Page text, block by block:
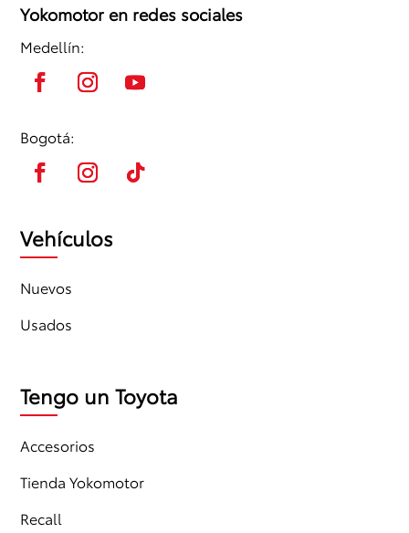
Yokomotor en redes sociales
Medellín:
Bogotá:
Vehículos
Nuevos
Usados
Tengo un Toyota
Accesorios
Tienda Yokomotor
Recall